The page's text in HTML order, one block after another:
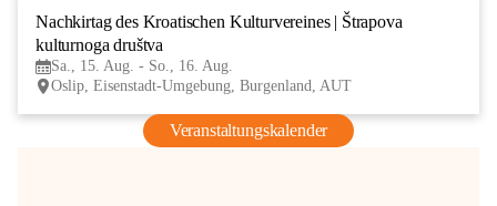
Nachkirtag des Kroatischen Kulturvereines | Štrapova
kulturnoga društva
Sa., 15. Aug. - So., 16. Aug.
Oslip, Eisenstadt-Umgebung, Burgenland, AUT
Veranstaltungskalender